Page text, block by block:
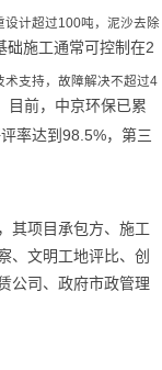
设计超过100吨，泥沙去除
础施工通常可控制在2
支持，故障解决不超过4
目前，中京环保已累
率达到98.5%，第三
其项目承包方、施工
、文明工地评比、创
公司、政府市政管理